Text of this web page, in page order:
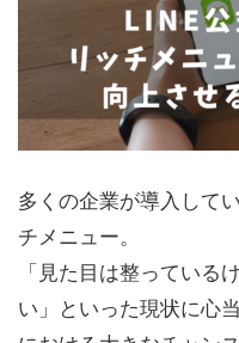
多くの企業が導入して
チメニュー。
「見た目は整っている
い」といった現状に心